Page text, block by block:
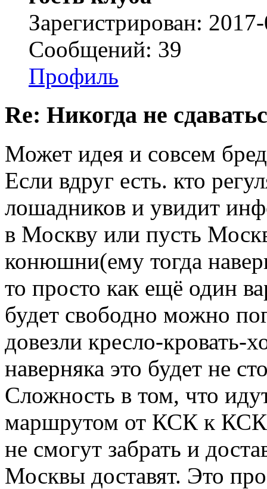
Зарегистрирован:
Сообщений: 39
Профиль
Re: Никогда не
Может идея и совсем
Если вдруг есть. кто
лошадников и увидит
в Москву или пусть
конюшни(ему тогда
то просто как ещё один
будет свободно можно
довезли кресло-кровать-
наверняка это будет не
Сложность в том, что
маршрутом от КСК к КСК
не смогут забрать и
Москвы доставят. Это